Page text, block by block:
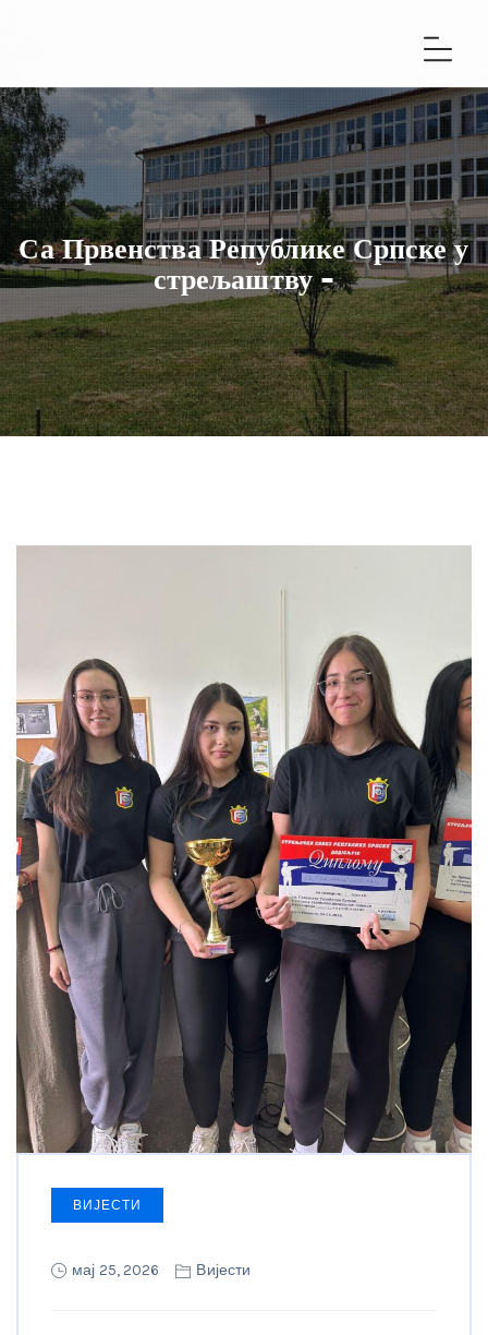
Са Првенства Републике Српске у
стрељаштву -
ВИЈЕСТИ
мај 25, 2026 Вијести